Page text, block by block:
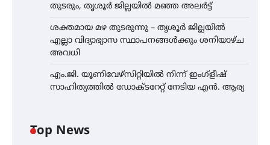
തുടരും, തൃശൂർ ജില്ലയിൽ മഞ്ഞ അലർട്ട്
ശക്തമായ മഴ തുടരുന്നു – തൃശൂർ ജില്ലയിൽ
എല്ലാ വിദ്യാഭ്യാസ സ്ഥാപനങ്ങൾക്കും ശനിയാഴ്ച
അവധി
എം.ജി. യൂണിവേഴ്‌സിറ്റിയിൽ നിന്ന് ഇംഗ്ളീഷ്
സാഹിത്യത്തിൽ ഡോക്ടറേറ്റ് നേടിയ എൻ. ആര്യ
Top News